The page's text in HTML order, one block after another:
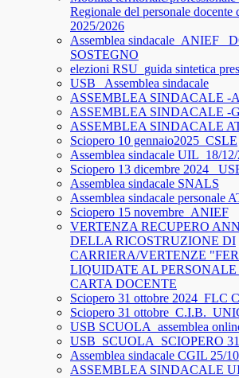
Regionale del personale docente
2025/2026
Assemblea sindacale_ANIEF_
SOSTEGNO
elezioni RSU_guida sintetica
USB_ Assemblea sindacale
ASSEMBLEA SINDACALE -
ASSEMBLEA SINDACALE -
ASSEMBLEA SINDACALE
Sciopero 10 gennaio2025_CSLE
Assemblea sindacale UIL_18/
Sciopero 13 dicembre 2024_
Assemblea sindacale SNALS
Assemblea sindacale personale
Sciopero 15 novembre_ANIEF
VERTENZA RECUPERO
DELLA RICOSTRUZIONE DI
CARRIERA/VERTENZE
LIQUIDATE AL PERSONALE
CARTA DOCENTE
Sciopero 31 ottobre 2024_FLC
Sciopero 31
USB SCUOLA_assemblea
USB_SCUOLA_SCIOPERO
Assemblea sindacale CGIL 25/
ASSEMBLEA SINDACALE